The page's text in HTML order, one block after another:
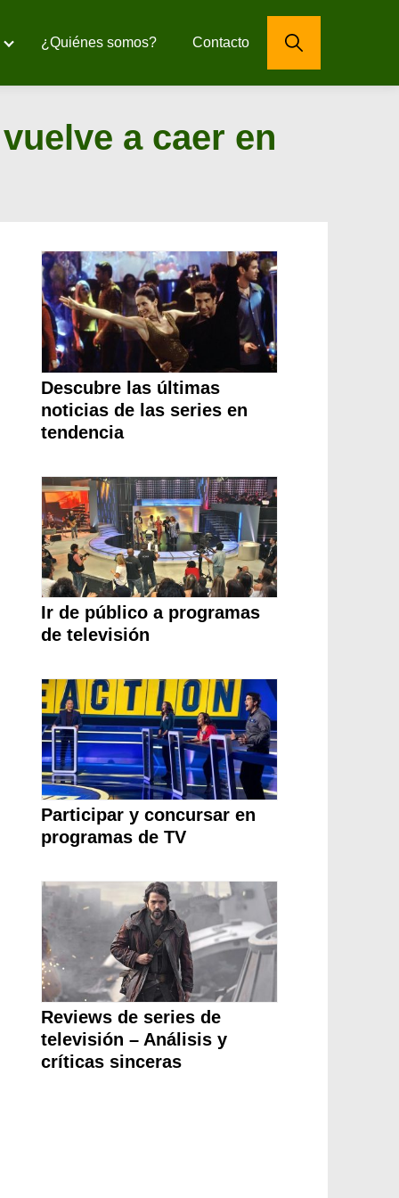
¿Quiénes somos? Contacto
a caer en
Descubre las últimas
noticias de las series en
tendencia
Ir de público a programas
de televisión
Participar y concursar en
programas de TV
Reviews de series de
televisión – Análisis y
críticas sinceras